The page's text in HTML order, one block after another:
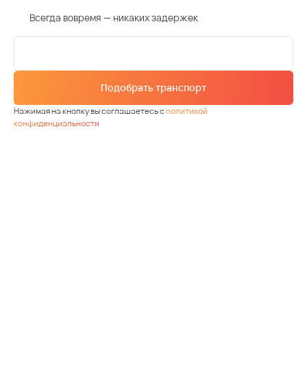
Всегда вовремя — никаких задержек
Подобрать транспорт
Нажимая на кнопку вы соглашаетесь сполитикой
конфиденциальности